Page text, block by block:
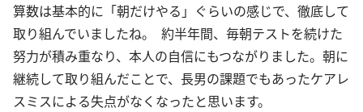
算数は基本的に「朝だけやる」ぐらいの感じで、徹底して
取り組んでいましたね。 約半年間、毎朝テストを続けた
努力が積み重なり、本人の自信にもつながりました。朝に
継続して取り組んだことで、長男の課題でもあったケアレ
スミスによる失点がなくなったと思います。